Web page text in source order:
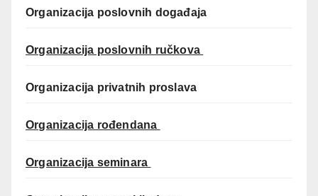
Organizacija poslovnih događaja
Organizacija poslovnih ručkova
Organizacija privatnih proslava
Organizacija rođendana
Organizacija seminara